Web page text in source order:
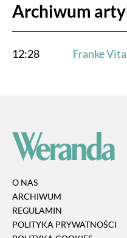
Archiwum
12:28 Franke
O NAS
ARCHIWUM
REGULAMIN
POLITYKA PRYWATNOŚCI